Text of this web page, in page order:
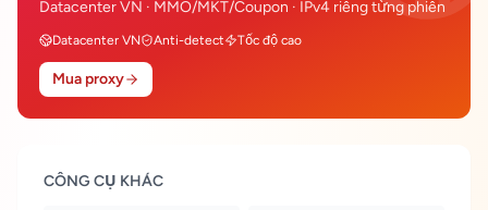
Datacenter VN · MMO/MKT/Coupon · IPv4 riêng từng phiên
Datacenter VN Anti-detect Tốc độ cao
Mua proxy
CÔNG CỤ KHÁC